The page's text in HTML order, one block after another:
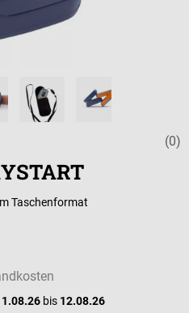
(0)
Taschenformat
bis 12.08.26